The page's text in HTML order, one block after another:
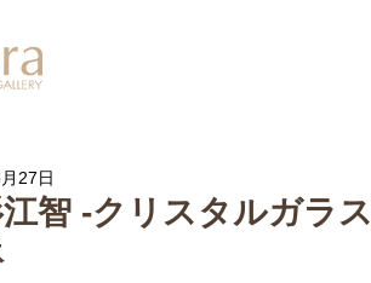
江智 -クリスタルガラ
27日